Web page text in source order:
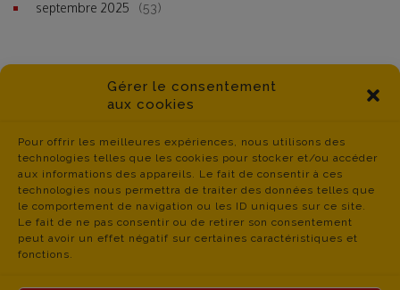
Gérer le consentement
aux cookies
Pour offrir les meilleures expériences, nous utilisons des
technologies telles que les cookies pour stocker et/ou accéder
aux informations des appareils. Le fait de consentir à ces
technologies nous permettra de traiter des données telles que
le comportement de navigation ou les ID uniques sur ce site.
Le fait de ne pas consentir ou de retirer son consentement
peut avoir un effet négatif sur certaines caractéristiques et
fonctions.
septembre 2025 (53)